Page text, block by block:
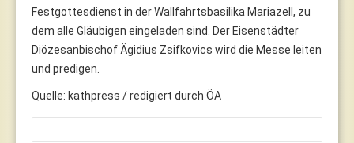
Festgottesdienst in der Wallfahrtsbasilika Mariazell, zu
dem alle Gläubigen eingeladen sind. Der Eisenstädter
Diözesanbischof Ägidius Zsifkovics wird die Messe leiten
und predigen.
Quelle: kathpress / redigiert durch ÖA